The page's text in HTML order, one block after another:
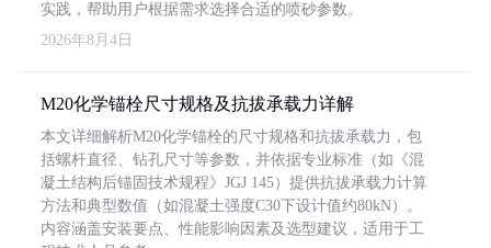
实践，帮助用户根据需求选择合适的喷砂参数。
2026年8月4日
M20化学锚栓尺寸规格及抗拔承载力详解
本文详细解析M20化学锚栓的尺寸规格和抗拔承载力，包
括螺杆直径、钻孔尺寸等参数，并依据专业标准（如《混
凝土结构后锚固技术规程》JGJ 145）提供抗拔承载力计算
方法和典型数值（如混凝土强度C30下设计值约80kN）。
内容涵盖安装要点、性能影响因素及选型建议，适用于工